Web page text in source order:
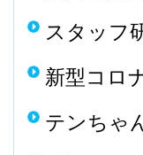
スタッフ
新型コロ
テンちゃ